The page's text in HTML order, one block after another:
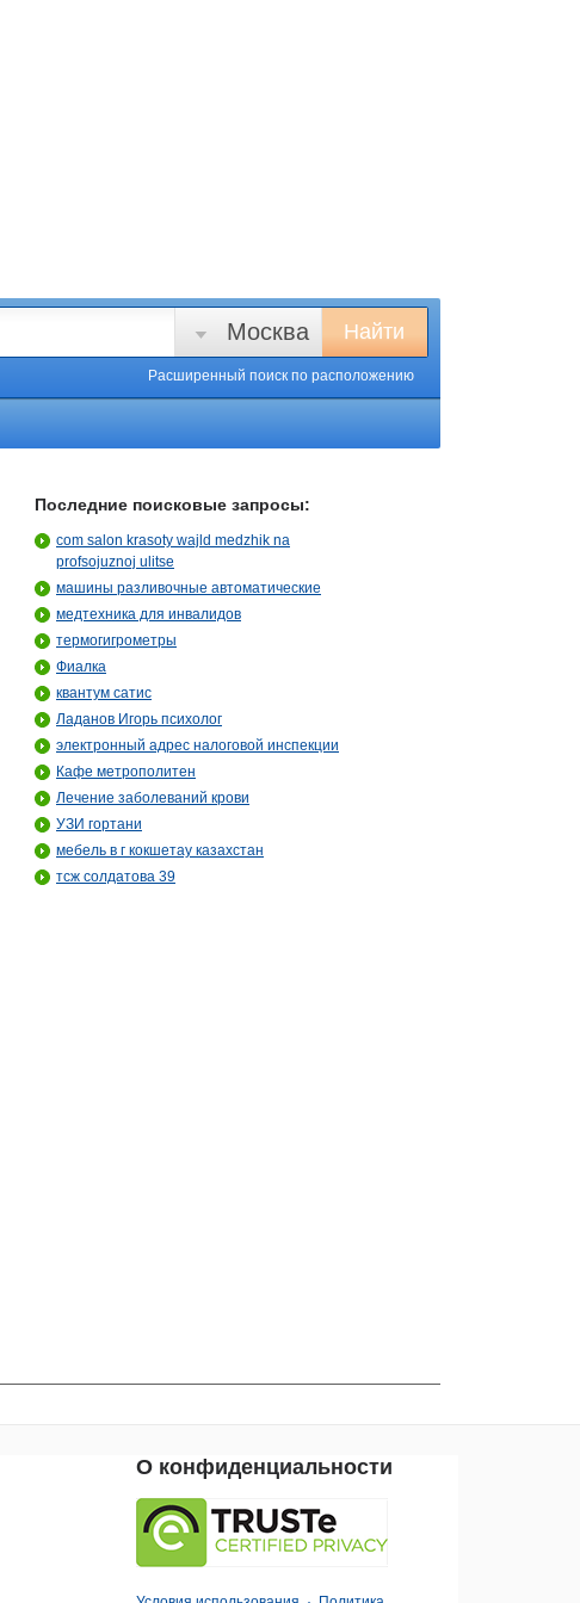
Найти
Москва
Расширенный поиск по расположению
Последние поисковые запросы:
com salon krasoty wajld medzhik na
profsojuznoj ulitse
машины разливочные автоматические
медтехника для инвалидов
термогигрометры
Фиалка
квантум сатис
Ладанов Игорь психолог
электронный адрес налоговой инспекции
Кафе метрополитен
Лечение заболеваний крови
УЗИ гортани
мебель в г кокшетау казахстан
тсж солдатова 39
О конфиденциальности